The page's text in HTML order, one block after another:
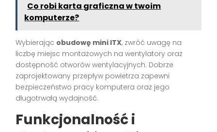
Co robi karta graficzna w twoim
komputerze?
Wybierając obudowę mini ITX, zwróć uwagę na
liczbę miejsc montażowych na wentylatory oraz
dostępność otworów wentylacyjnych. Dobrze
zaprojektowany przepływ powietrza zapewni
bezpieczeństwo pracy komputera oraz jego
długotrwałą wydajność.
Funkcjonalność i